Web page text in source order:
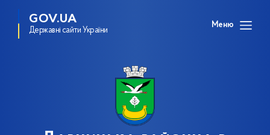
GOV.UA
Державні сайти України
Меню